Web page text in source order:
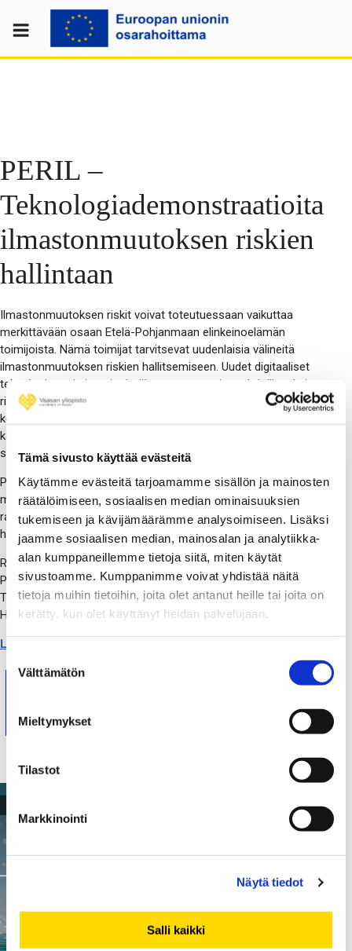
Tämä sivusto käyttää evästeitä
Käytämme evästeitä tarjoamamme sisällön ja mainosten
räätälöimiseen, sosiaalisen median ominaisuuksien
tukemiseen ja kävijämäärämme analysoimiseen. Lisäksi
jaamme sosiaalisen median, mainosalan ja analytiikka-
alan kumppaneillemme tietoja siitä, miten käytät
sivustoamme. Kumppanimme voivat yhdistää näitä
tietoja muihin tietoihin, joita olet antanut heille tai joita on
kerätty, kun olet käyttänyt heidän palvelujaan.
valinta
Välttämätön
Mieltymykset
Tilastot
Markkinointi
Näytä tiedot
Salli kaikki
to
PERIL –
Teknologiademonstraatioita
ilmastonmuutoksen riskien
hallintaan
Ilmastonmuutoksen riskit voivat toteutuessaan vaikuttaa
merkittävään osaan Etelä-Pohjanmaan elinkeinoelämän
toimijoista. Nämä toimijat tarvitsevat uudenlaisia välineitä
ilmastonmuutoksen riskien hallitsemiseen. Uudet digitaaliset
teknologiat, erityisesti tekoäly, avaavat uusia mahdollisuuksia
riskienhallinnan kehittämiseksi. Maakunnassa tarvitaan
kokeiluja ja kokemuksia uusien digitaalisten ratkaisujen
käytöstä, joilla ilmastonmuutoksen riskejä käsitellään
systemaattisesti.
PERIL-hankkeessa kehitettiin teknologiademonstraatioita, joilla
maakunnassa pilotoitiin mm. tekoälyä hyödyntäviä uusia
ratkaisuja ilmastonmuutoksen riskien tunnistamiseen sekä
hallitsemiseen.
Rahoitus: Euroopan aluekehitysrahasto (EAKR), Etelä-
Pohjanmaan liitto
Toteutusaika:1.6.2023 – 31.5.2025
Hankekoodi: A80042
Lataa PERIL-hankejuliste